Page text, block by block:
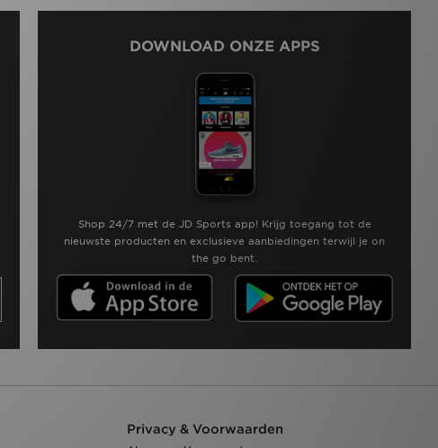
DOWNLOAD ONZE APPS
Shop 24/7 met de JD Sports app! Krijg toegang tot de
nieuwste producten en exclusieve aanbiedingen terwijl je on
the go bent.
Privacy & Voorwaarden